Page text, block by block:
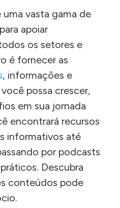
vasta gama de
apoiar
os setores e
é fornecer as
, informações e
possa crescer,
em sua jornada
encontrará recursos
informativos até
por podcasts
Descubra
conteúdos pode